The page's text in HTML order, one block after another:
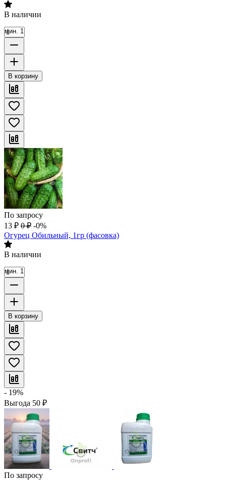
В наличии
мин. 1
В корзину
По запросу
13 ₽ 0 ₽ -0%
Огурец Обильный, 1гр (фасовка)
В наличии
мин. 1
В корзину
- 19%
Выгода 50 ₽
По запросу